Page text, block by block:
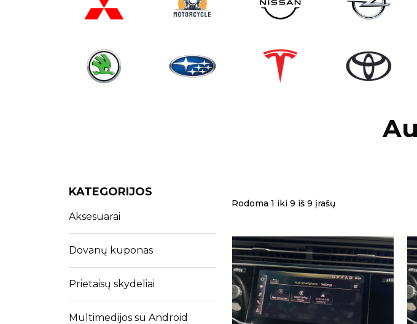
KATEGORIJOS
Aksesuarai
Dovanų kuponas
Prietaisų skydeliai
Multimedijos su Android
Rodoma 1 iki 9 iš 9 įrašų